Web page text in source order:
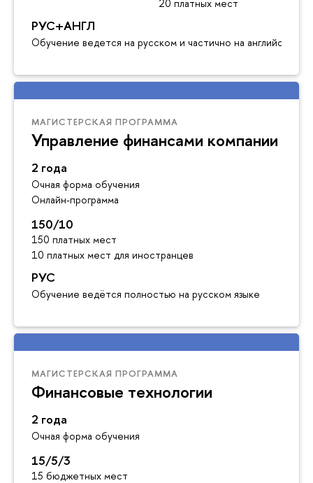
20 платных мест
РУС+АНГЛ
Обучение ведется на русском и частично на английском
МАГИСТЕРСКАЯ ПРОГРАММА
Управление финансами компании
2 года
Очная форма обучения
Онлайн-программа
150/10
150 платных мест
10 платных мест для иностранце
РУС
Обучение ведётся полностью на русском языке
МАГИСТЕРСКАЯ ПРОГРАММА
Финансовые технологии
2 года
Очная форма обучения
15/5/3
15 бюджетных мест